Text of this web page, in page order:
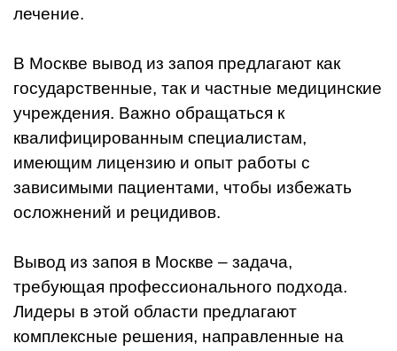
лечение.
В Москве вывод из запоя предлагают как
государственные, так и частные медицинские
учреждения. Важно обращаться к
квалифицированным специалистам,
имеющим лицензию и опыт работы с
зависимыми пациентами, чтобы избежать
осложнений и рецидивов.
Вывод из запоя в Москве – задача,
требующая профессионального подхода.
Лидеры в этой области предлагают
комплексные решения, направленные на